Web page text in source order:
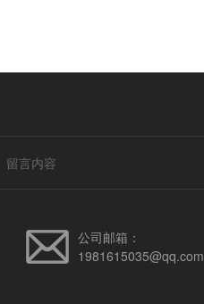
公司邮箱：
1981615035@qq.com